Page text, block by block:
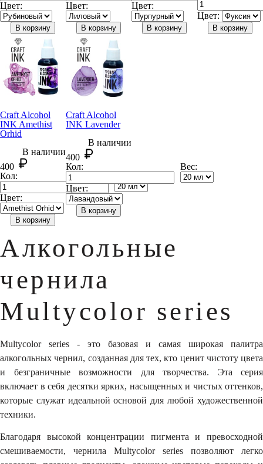
Цвет:
В корзину
Цвет:
В корзину
Цвет:
В корзину
Цвет:
В корзину
Craft Alcohol
INK Amethist
Orhid
В наличии
400
Кол:
Цвет:
В корзину
Craft Alcohol
INK Lavender
В наличии
400
Кол:
Вес:
Цвет:
В корзину
Алкогольные
чернила
Multycolor series
Multycolor series - это базовая и самая широкая палитра
алкогольных чернил, созданная для тех, кто ценит чистоту цвета
и безграничные возможности для творчества. Эта серия
включает в себя десятки ярких, насыщенных и чистых оттенков,
которые служат идеальной основой для любой художественной
техники.
Благодаря высокой концентрации пигмента и превосходной
смешиваемости, чернила Multycolor series позволяют легко